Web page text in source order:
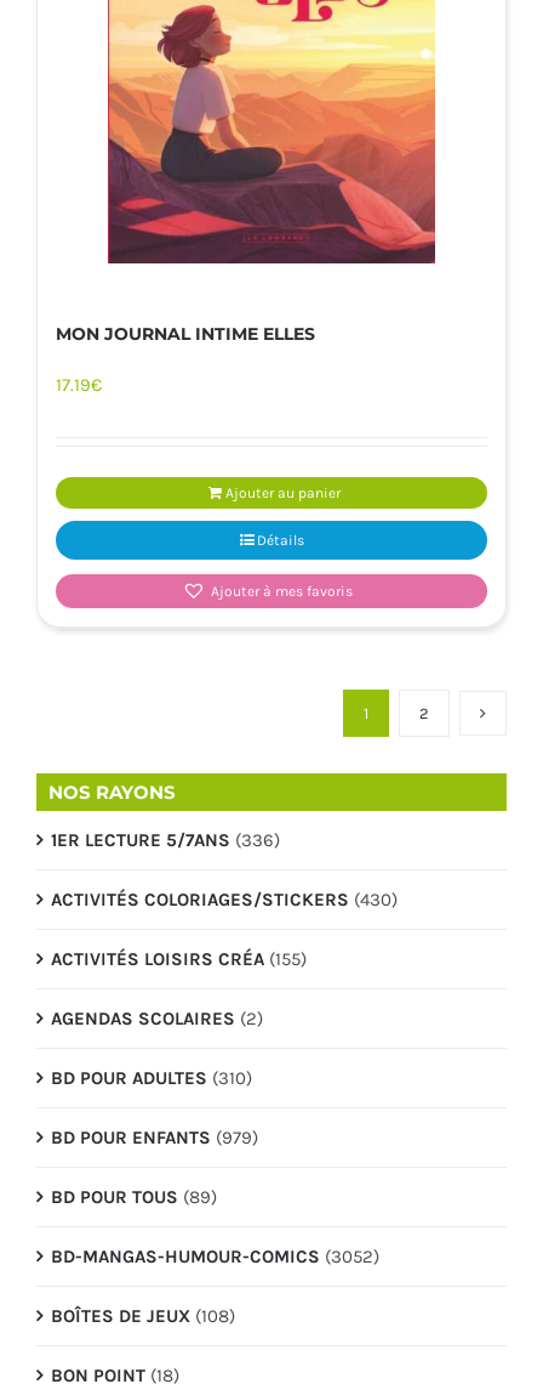
MON JOURNAL INTIME ELLES
17.19€
Ajouter au panier
Détails
Ajouter à mes favoris
1 2
NOS RAYONS
1ER LECTURE 5/7ANS (336)
ACTIVITÉS COLORIAGES/STICKERS (430)
ACTIVITÉS LOISIRS CRÉA (155)
AGENDAS SCOLAIRES (2)
BD POUR ADULTES (310)
BD POUR ENFANTS (979)
BD POUR TOUS (89)
BD-MANGAS-HUMOUR-COMICS (3052)
BOÎTES DE JEUX (108)
BON POINT (18)